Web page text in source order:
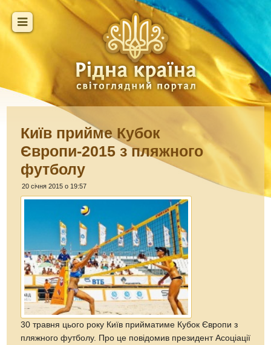
Київ прийме Кубок
Європи-2015 з пляжного
футболу
20 січня 2015 о 19:57
30 травня цього року Київ прийматиме Кубок Європи з
пляжного футболу. Про це повідомив президент Асоціації